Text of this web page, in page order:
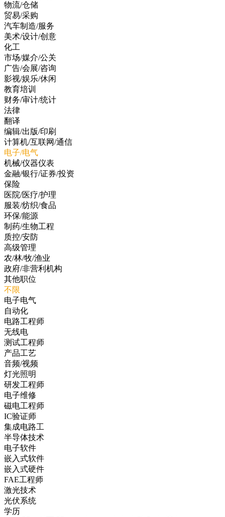
物流/仓储
贸易/采购
汽车制造/服务
美术/设计/创意
化工
市场/媒介/公关
广告/会展/咨询
影视/娱乐/休闲
教育培训
财务/审计/统计
法律
翻译
编辑/出版/印刷
计算机/互联网/通信
电子/电气
机械/仪器仪表
金融/银行/证券/投资
保险
医院/医疗/护理
服装/纺织/食品
环保/能源
制药/生物工程
质控/安防
高级管理
农/林/牧/渔业
政府/非营利机构
其他职位
不限
电子电气
自动化
电路工程师
无线电
测试工程师
产品工艺
音频/视频
灯光照明
研发工程师
电子维修
磁电工程师
IC验证师
集成电路工
半导体技术
电子软件
嵌入式软件
嵌入式硬件
FAE工程师
激光技术
光伏系统
学历